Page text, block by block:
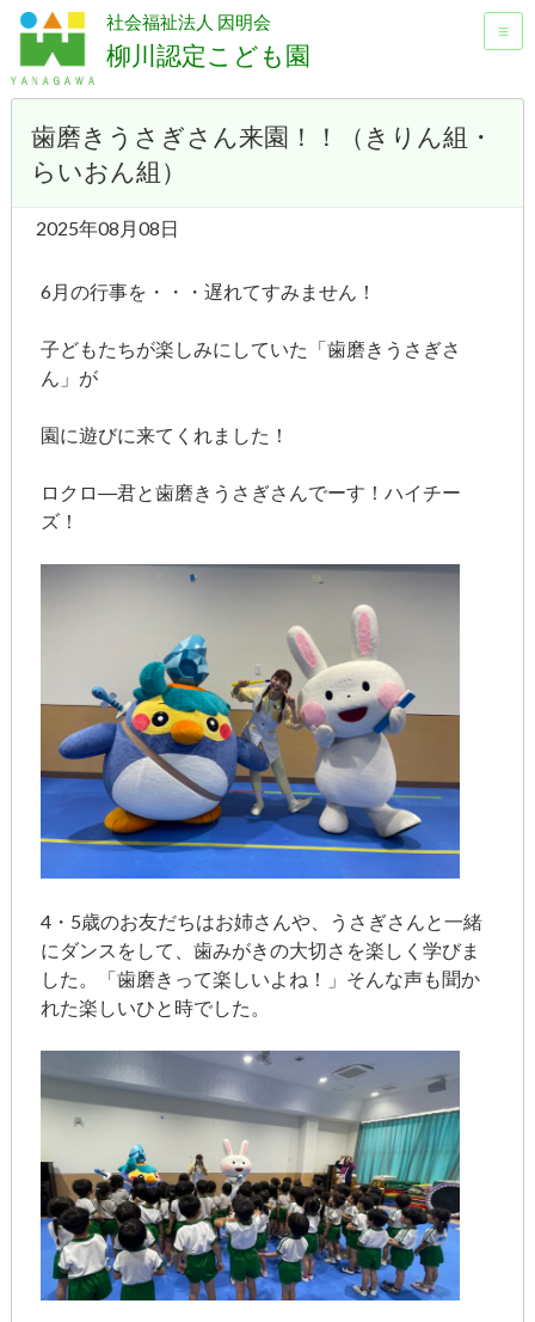
≡
社会福祉法人 因明会
柳川認定こども園
歯磨きうさぎさん来園！！（きりん組・
らいおん組）
2025年08月08日
6月の行事を・・・遅れてすみません！
子どもたちが楽しみにしていた「歯磨きうさぎさ
ん」が
園に遊びに来てくれました！
ロクロ―君と歯磨きうさぎさんでーす！ハイチー
ズ！
4・5歳のお友だちはお姉さんや、うさぎさんと一緒
にダンスをして、歯みがきの大切さを楽しく学びま
した。「歯磨きって楽しいよね！」そんな声も聞か
れた楽しいひと時でした。